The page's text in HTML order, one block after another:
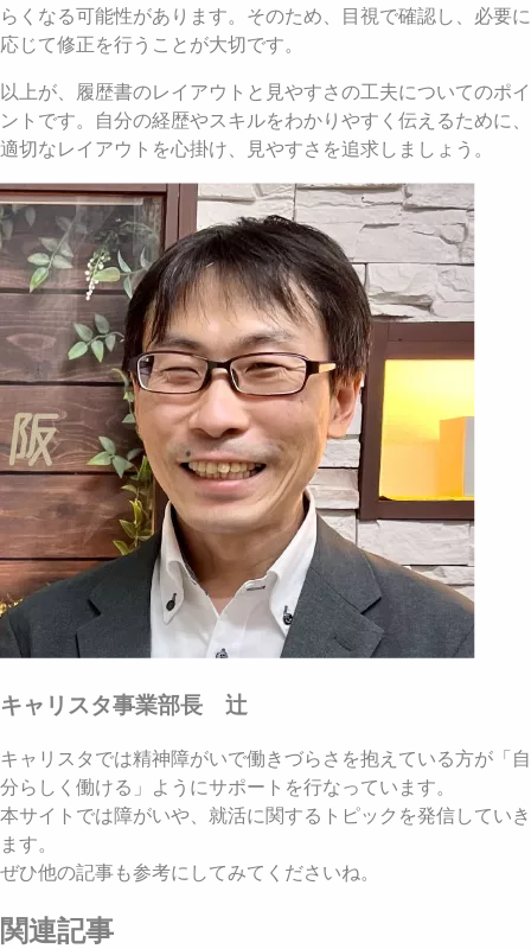
らくなる可能性があります。そのため、目視で確認し、必要に
応じて修正を行うことが大切です。
以上が、履歴書のレイアウトと見やすさの工夫についてのポイ
ントです。自分の経歴やスキルをわかりやすく伝えるために、
適切なレイアウトを心掛け、見やすさを追求しましょう。
キャリスタ事業部長 辻
キャリスタでは精神障がいで働きづらさを抱えている方が「自
分らしく働ける」ようにサポートを行なっています。
本サイトでは障がいや、就活に関するトピックを発信していき
ます。
ぜひ他の記事も参考にしてみてくださいね。
関連記事